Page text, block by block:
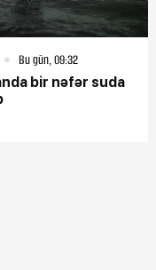
Bu gün, 09:32
bir nəfər suda